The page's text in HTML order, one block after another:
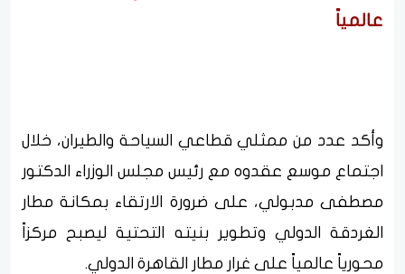
عالمياً
وأكد عدد من ممثلي قطاعي السياحة والطيران، خلال
اجتماع موسع عقدوه مع رئيس مجلس الوزراء الدكتور
مصطفى مدبولي، على ضرورة الارتقاء بمكانة مطار
الغردقة الدولي وتطوير بنيته التحتية ليصبح مركزاً
محورياً عالمياً على غرار مطار القاهرة الدولي.